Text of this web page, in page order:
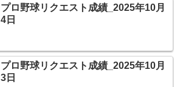
プロ野球リクエスト成績_2025年10月
4日
プロ野球リクエスト成績_2025年10月
3日